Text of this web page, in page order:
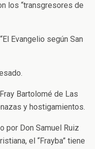
los “transgresores de
Evangelio según San
Bartolomé de Las
y hostigamientos.
por Don Samuel Ruiz
el “Frayba” tiene